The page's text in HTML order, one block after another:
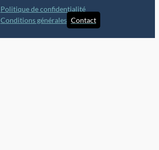
Politique de confidentialité
Conditions générales Contact